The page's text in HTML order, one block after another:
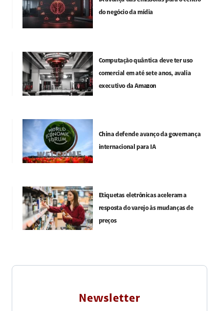
do negócio da mídia
Computação quântica deve ter uso
comercial em até sete anos, avalia
executivo da Amazon
China defende avanço da governança
internacional para IA
Etiquetas eletrônicas aceleram a
resposta do varejo às mudanças de
preços
Newsletter